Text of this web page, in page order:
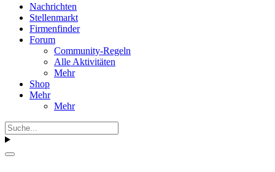
Nachrichten
Stellenmarkt
Firmenfinder
Forum
Community-Regeln
Alle Aktivitäten
Mehr
Shop
Mehr
Mehr